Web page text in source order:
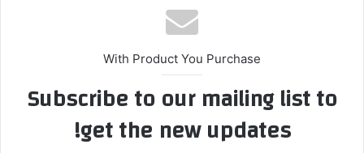
ب
With Product You Purchase
Subscribe to our mailing list to
get the new updates!